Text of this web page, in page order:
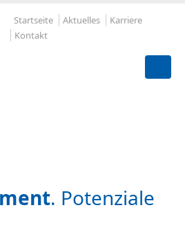
Startseite Aktuelles
Karriere
Kontakt
. Potenziale